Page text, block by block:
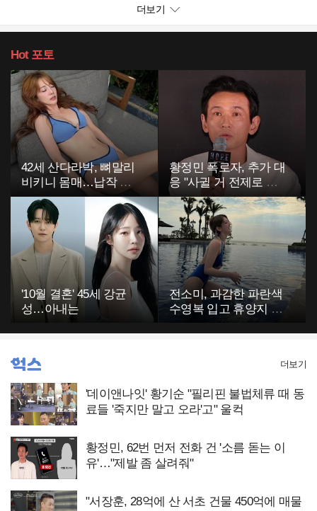
더보기
Hot포토
42세 산다라박, 뼈말리
비키니 몸매…납작 복
부에 깜짝
황정민 폭로자, 추가 대
응 "사귈 거 전제로 하
고…"
'10월 결혼' 45세 강균
성…아내는
전소미, 과감한 파란색
수영복 입고 휴양지 포
'데이앤나잇' 황기순 "필리핀 불법체류 때 동
료들 '죽지만 말고 오라'고" 울컥
황정민, 62번 먼저 전화 건 '소름 돋는 이
유'…"제발 좀 살려줘"
"서장훈, 28억에 산 서초 건물 450억에 매물
더보기